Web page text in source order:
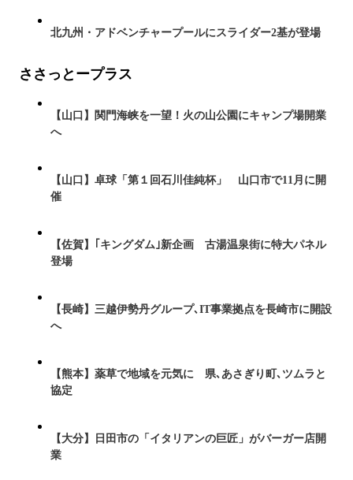
北九州・アドベンチャープールにスライダー2基が登場
ささっとープラス
【山口】関門海峡を一望！火の山公園にキャンプ場開業
へ
【山口】卓球「第１回石川佳純杯」 山口市で11月に開
催
【佐賀】｢キングダム｣新企画 古湯温泉街に特大パネル
登場
【長崎】三越伊勢丹グループ､IT事業拠点を長崎市に開設
へ
【熊本】薬草で地域を元気に 県､あさぎり町､ツムラと
協定
【大分】日田市の「イタリアンの巨匠」がバーガー店開
業